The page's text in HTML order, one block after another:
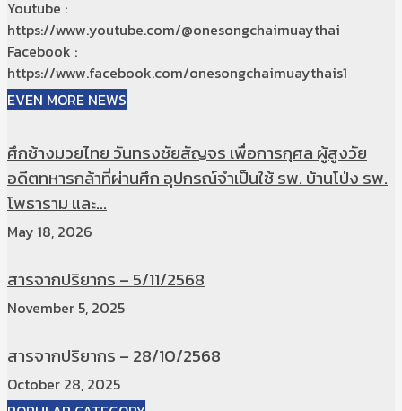
Youtube :
https://www.youtube.com/@onesongchaimuaythai
Facebook :
https://www.facebook.com/onesongchaimuaythais1
EVEN MORE NEWS
ศึกช้างมวยไทย วันทรงชัยสัญจร เพื่อการกุศล ผู้สูงวัย
อดีตทหารกล้าที่ผ่านศึก อุปกรณ์จำเป็นใช้ รพ. บ้านโป่ง รพ.
โพธาราม และ...
May 18, 2026
สารจากปริยากร – 5/11/2568
November 5, 2025
สารจากปริยากร – 28/10/2568
October 28, 2025